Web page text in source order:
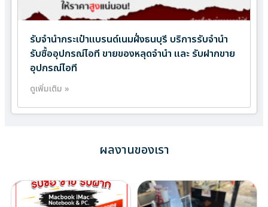
รับจำนำกระเป๋าแบรนด์เนมฝั่งธนบุรี บริการรับจำนำ
รับซื้ออุปกรณ์ไอที ขายของหลุดจำนำ และ รับฝากขาย
อุปกรณ์ไอที
ดูเพิ่มเติม »
ผลงานของเรา